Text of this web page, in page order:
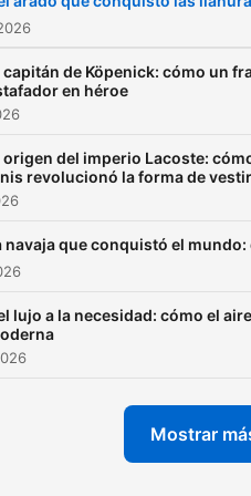
capitán de Köpenick: cómo un
en héroe
origen del imperio Lacoste:
revolucionó la forma de vestir
navaja que conquistó el
lujo a la necesidad: cómo el
Mostrar